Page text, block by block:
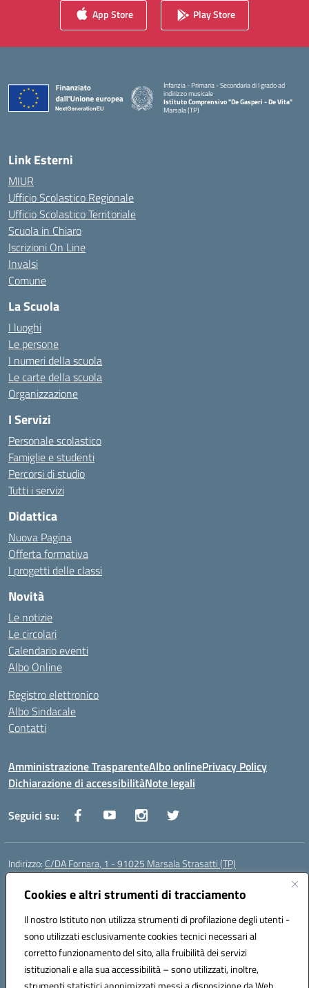
Cookies e altri strumenti di tracciamento
Il nostro Istituto non utilizza strumenti di profilazione degli utenti -
sono utilizzati esclusivamente cookies tecnici necessari al
corretto funzionamento del sito, alla fruibilità dei servizi
istituzionali e alla sua accessibilità – sono utilizzati, inoltre,
App Store Play Store
Infanzia - Primaria - Secondaria di I grado ad
indirizzo musicale
Istituto Comprensivo "De Gasperi - De Vita"
Marsala (TP)
Link Esterni
MIUR
Ufficio Scolastico Regionale
Ufficio Scolastico Territoriale
Scuola in Chiaro
Iscrizioni On Line
Invalsi
Comune
La Scuola
I luoghi
Le persone
I numeri della scuola
Le carte della scuola
Organizzazione
I Servizi
Personale scolastico
Famiglie e studenti
Percorsi di studio
Tutti i servizi
Didattica
Nuova Pagina
Offerta formativa
I progetti delle classi
Novità
Le notizie
Le circolari
Calendario eventi
Albo Online
Registro elettronico
Albo Sindacale
Contatti
Amministrazione TrasparenteAlbo onlinePrivacy Policy
Dichiarazione di accessibilitàNote legali
Seguici su:
Indirizzo: C/DA Fornara, 1 - 91025 Marsala Strasatti (TP)
Centralino:
Posta elettronica certificata (PEC):tpic81600v@pec.istruzione.it
Codice fiscale: 82006360810
Codice meccanografico:TPIC81600V
Codice Indice delle Pubbliche Amministrazioni (IPA): istsc_tpic81600v
Codice unico di fatturazione (CUF): UFODYY